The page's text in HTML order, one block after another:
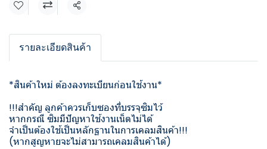
แชร์
รายละเอียดสินค้า
*สินค้าใหม่ ต้องลงทะเบียนก่อนใช้งาน*
!!!สำคัญ ลูกค้าควรเก็บซองที่บรรจุซิมไว้
หากกรณี ซิมมีปัญหาใช้งานเน็ตไม่ได้
จำเป็นต้องใช้เป็นหลักฐานในการเคลมสินค้า!!!
(หากสูญหายจะไม่สามารถเคลมสินค้าได้)